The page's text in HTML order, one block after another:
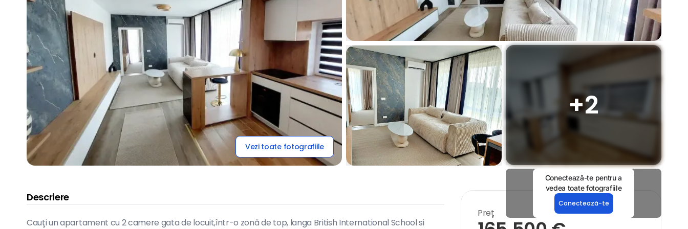
Vezi toate fotografiile
Conectează-te pentru a
vedea toate fotografiile
Conectează-te
+2
Descriere
Cauţi un apartament cu 2 camere gata de locuit,într-o zonă de top, langa British International School si
Preț